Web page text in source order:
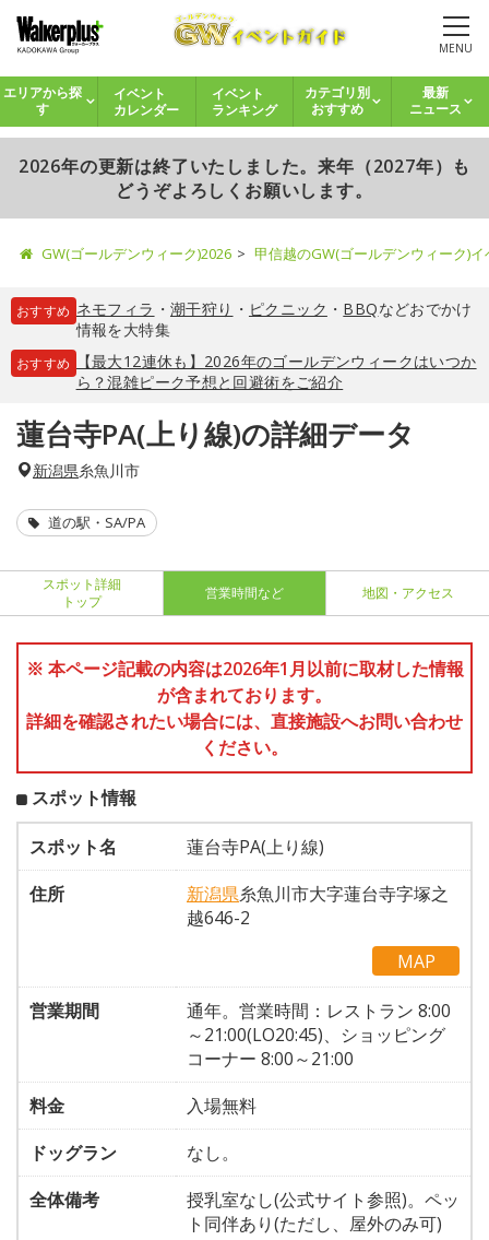
MENU
エリアから探
す
イベント
カレンダー
イベント
ランキング
カテゴリ別
おすすめ
最新
ニュース
2026年の更新は終了いたしました。来年（2027年）も
どうぞよろしくお願いします。
GW(ゴールデンウィーク)2026 甲信越のGW(ゴールデンウィーク)
おすすめ ネモフィラ ・ 潮干狩り ・ ピクニック ・ BBQなどおでかけ
情報を大特集
おすすめ
【最大12連休も】2026年のゴールデンウィークはいつか
ら？混雑ピーク予想と回避術をご紹介
蓮台寺PA(上り線)の詳細データ
新潟県糸魚川市
道の駅・SA/PA
スポット詳細
トップ
営業時間など 地図・アクセス
※ 本ページ記載の内容は2026年1月以前に取材した情報
が含まれております。
詳細を確認されたい場合には、直接施設へお問い合わせ
ください。
スポット情報
スポット名
蓮台寺PA(上り線)
住所
新潟県糸魚川市大字蓮台寺字塚之
越646-2
MAP
営業期間
通年。営業時間：レストラン 8:00
～21:00(LO20:45)、ショッピング
コーナー 8:00～21:00
料金
入場無料
ドッグラン
なし。
全体備考
授乳室なし(公式サイト参照)。ペッ
ト同伴あり(ただし、屋外のみ可)